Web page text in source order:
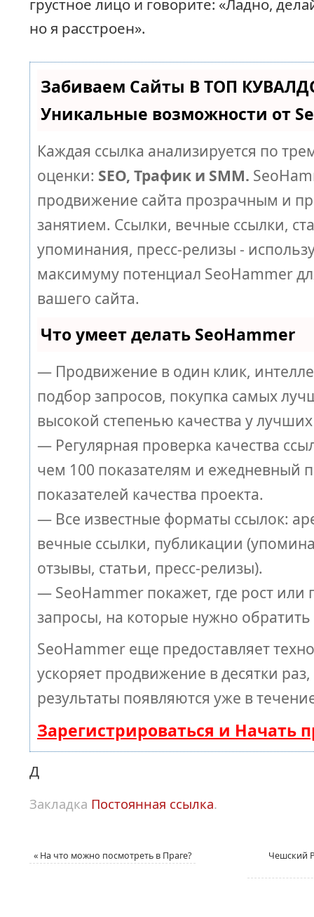
грустное лицо и говорите: «Ладно,
но я расстроен».
Забиваем Сайты В ТОП
Уникальные возможности от
Каждая ссылка анализируется по
оценки: SEO, Трафик и SMM.
продвижение сайта прозрачным и
занятием. Ссылки, вечные ссылки,
упоминания, пресс-релизы -
максимуму потенциал SeoHammer
вашего сайта.
Что умеет делать SeoHammer
— Продвижение в один клик,
подбор запросов, покупка самых
высокой степенью качества у
— Регулярная проверка качества
чем 100 показателям и ежедневный
показателей качества проекта.
— Все известные форматы ссылок:
вечные ссылки, публикации
отзывы, статьи, пресс-релизы).
— SeoHammer покажет, где рост или
запросы, на которые нужно
SeoHammer еще предоставляет
ускоряет продвижение в десятки
результаты появляются уже в
Зарегистрироваться и Начать
Д
Закладка Постоянная ссылка.
«На что можно посмотреть в Праге? Чешский